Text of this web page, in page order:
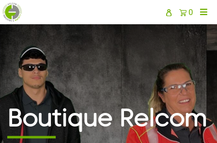
0
Boutique Relcom